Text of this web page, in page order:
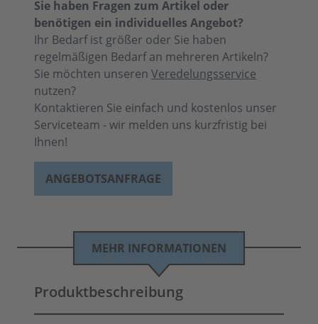
Sie haben Fragen zum Artikel oder
benötigen ein individuelles Angebot?
Ihr Bedarf ist größer oder Sie haben
regelmäßigen Bedarf an mehreren Artikeln?
Sie möchten unseren Veredelungsservice
nutzen?
Kontaktieren Sie einfach und kostenlos unser
Serviceteam - wir melden uns kurzfristig bei
Ihnen!
ANGEBOTSANFRAGE
MEHR INFORMATIONEN
Produktbeschreibung